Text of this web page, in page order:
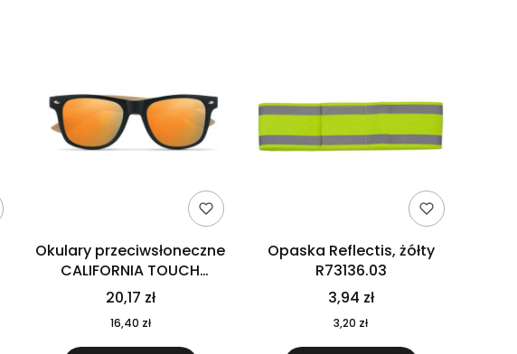
Okulary przeciwsłoneczne
CALIFORNIA TOUCH
MO9617-10
20,17 zł
16,40 zł
Opaska Reflectis, żółty
R73136.03
3,94 zł
3,20 zł